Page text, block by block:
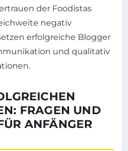
der Foodistas
negativ
erfolgreiche Blogger
und qualitativ
FRAGEN UND
ANFÄNGER